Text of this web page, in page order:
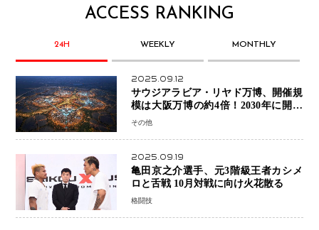
ACCESS RANKING
24H WEEKLY MONTHLY
2025.09.12
サウジアラビア・リヤド万博、開催規
模は大阪万博の約4倍！2030年に開幕
予定
その他
2025.09.19
亀田京之介選手、元3階級王者カシメ
格闘技